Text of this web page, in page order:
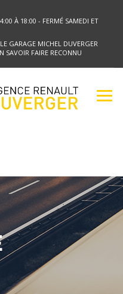
À 18:00 - FERMÉ SAMEDI ET
GARAGE MICHEL DUVERGER
SAVOIR FAIRE RECONNU